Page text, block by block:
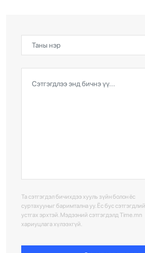
Та сэтгэгдэл бичихдээ хууль зүйн болон ёс
суртахууныг баримтална уу. Ёс бус
устгах эрхтэй. Мэдээний сэтгэгдэлд Time.mn
хариуцлага хүлээхгүй.